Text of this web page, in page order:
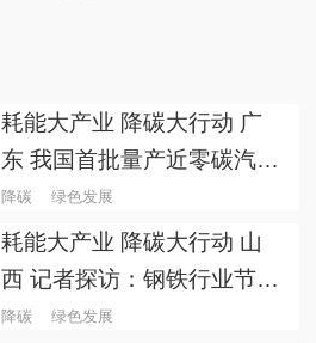
耗能大产业 降碳大行动 广
东 我国首批量产近零碳汽车
用钢下线
降碳 绿色发展
耗能大产业 降碳大行动 山
西 记者探访：钢铁行业节能
降碳密码
降碳 绿色发展